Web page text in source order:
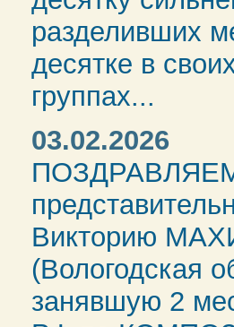
разделивших
десятке в
группах...
03.02.2026
Викторию
(Вологодская
занявшую 2